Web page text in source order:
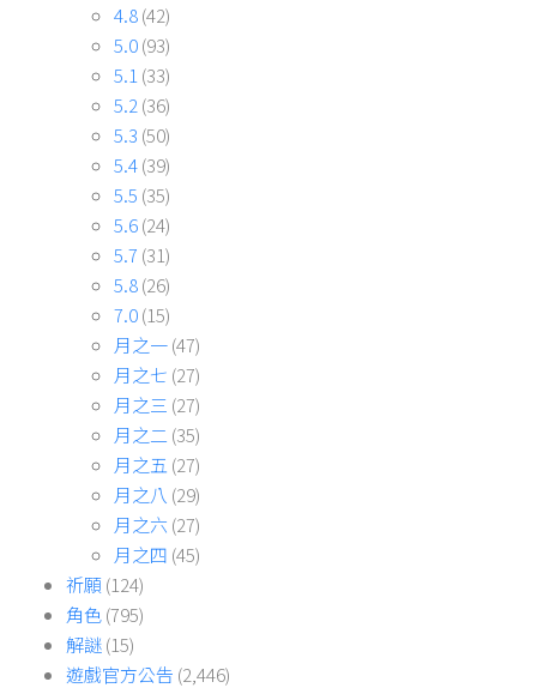
4.8(42)
5.0(93)
5.1 (33)
5.2 (36)
5.3 (50)
5.4(39)
5.5 (35)
5.6(24)
5.7 (31)
5.8(26)
7.0(15)
月之一(47)
月之七 (27)
月之三 (27)
月之二 (35)
月之五 (27)
月之八 (29)
月之六 (27)
月之四 (45)
祈願(124)
角色(795)
解謎(15)
遊戲官方公告 (2,446)